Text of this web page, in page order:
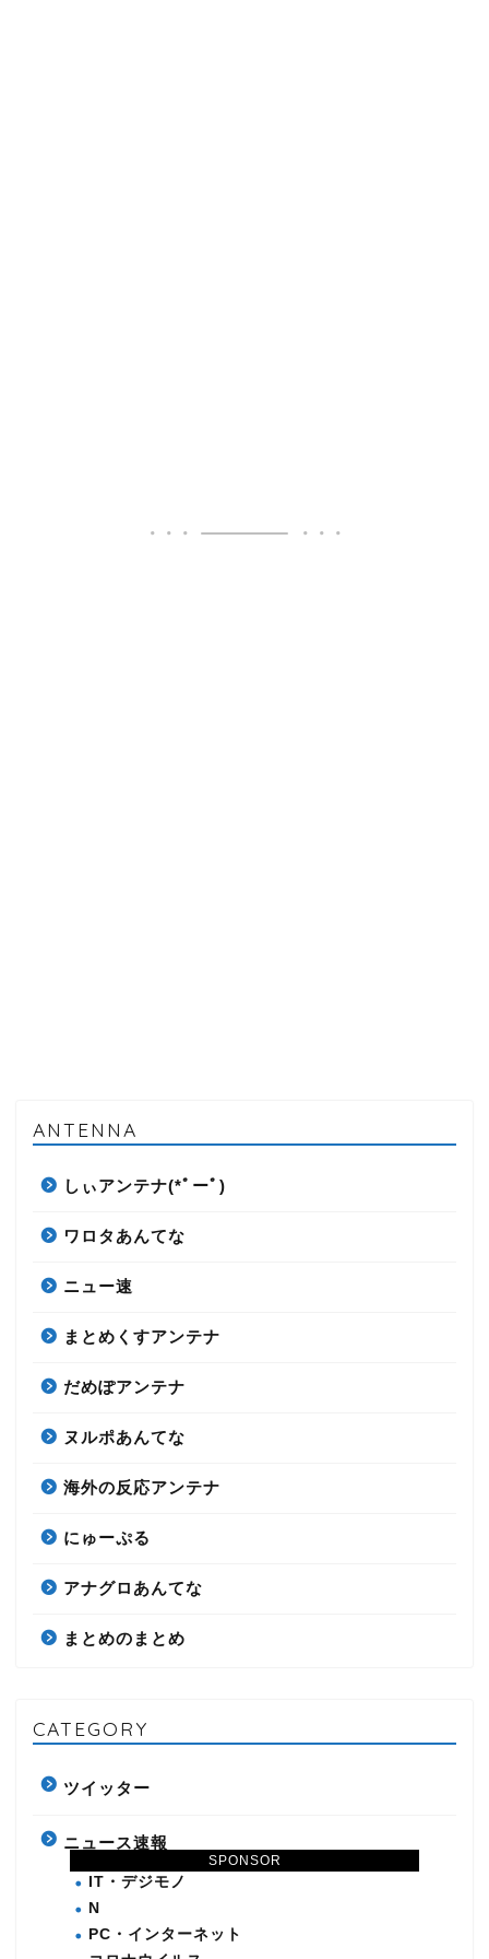
SPONSOR
ANTENNA
しぃアンテナ(*ﾟーﾟ)
ワロタあんてな
ニュー速
まとめくすアンテナ
だめぽアンテナ
ヌルポあんてな
海外の反応アンテナ
にゅーぷる
アナグロあんてな
まとめのまとめ
CATEGORY
ツイッター
ニュース速報
IT・デジモノ
N
PC・インターネット